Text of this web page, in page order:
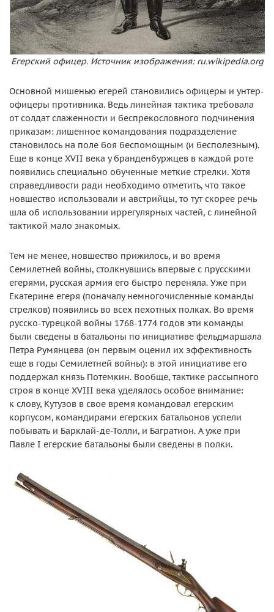
Егерский офицер. Источник изображения: ru.wikipedia.org
Основной мишенью егерей становились офицеры и унтер-
офицеры противника. Ведь линейная тактика требовала
от солдат слаженности и беспрекословного подчинения
приказам: лишенное командования подразделение
становилось на поле боя беспомощным (и бесполезным).
Еще в конце XVII века у бранденбуржцев в каждой роте
появились специально обученные меткие стрелки. Хотя
справедливости ради необходимо отметить, что такое
новшество использовали и австрийцы, то тут скорее речь
шла об использовании иррегулярных частей, с линейной
тактикой мало знакомых.
Тем не менее, новшество прижилось, и во время
Семилетней войны, столкнувшись впервые с прусскими
егерями, русская армия его быстро переняла. Уже при
Екатерине егеря (поначалу немногочисленные команды
стрелков) появились во всех пехотных полках. Во время
русско-турецкой войны 1768-1774 годов эти команды
были сведены в батальоны по инициативе фельдмаршала
Петра Румянцева (он первым оценил их эффективность
еще в годы Семилетней войны): в этой инициативе его
поддержал князь Потемкин. Вообще, тактике рассыпного
строя в конце XVIII века уделялось особое внимание:
к слову, Кутузов в свое время командовал егерским
корпусом, командирами егерских батальонов успели
побывать и Барклай-де-Толли, и Багратион. А уже при
Павле I егерские батальоны были сведены в полки.